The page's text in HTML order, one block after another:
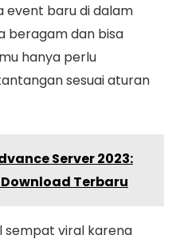
event baru di dalam
beragam dan bisa
hanya perlu
sesuai aturan
Server 2023:
Terbaru
sempat viral karena